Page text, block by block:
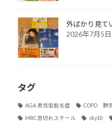
外ばかり見て
2026年7月5日
タグ
AGA 男性型脱毛症 COPD 肺
MRC息切れスケール sky10